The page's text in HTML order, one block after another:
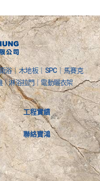
浴｜木地板｜SPC｜馬賽克
淋浴拉門｜電動曬衣架
工程實績
聯絡寶鴻